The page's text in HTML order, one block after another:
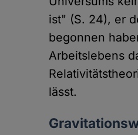
ist" (S. 24), er
begonnen
Arbeitslebens
lässt.